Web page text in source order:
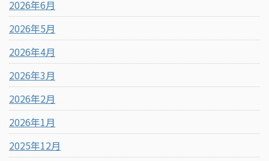
2026年6月
2026年5月
2026年4月
2026年3月
2026年2月
2026年1月
2025年12月